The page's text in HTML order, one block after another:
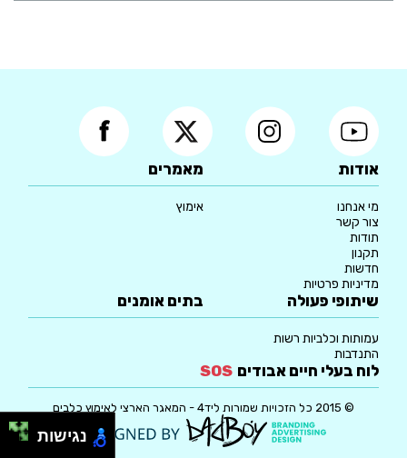
אודות
מי אנחנו
צור קשר
תודות
תקנון
חדשות
מדיניות פרטיות
מאמרים
אימוץ
שיתופי פעולה
עמותות וכלביות רשות
התנדבות
בתים אומנים
לוח בעלי חיים אבודים SOS
© 2015 כל הזכויות שמורות ליד4 - המאגר הארצי לאימוץ כלבים
נגישות